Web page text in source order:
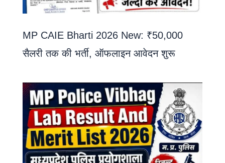
MP CAIE Bharti 2026 New: ₹50,000
सैलरी तक की भर्ती, ऑफलाइन आवेदन शुरू